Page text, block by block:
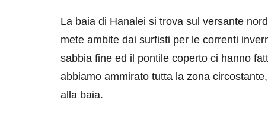
La baia di Hanalei si trova sul versante
mete ambite dai surfisti per le correnti
sabbia fine ed il pontile coperto ci hanno
abbiamo ammirato tutta la zona
alla baia.
il Louvre in
di 4 ore
destinazioni
Paros e la
Immaturi il
Giugno 26, 2013